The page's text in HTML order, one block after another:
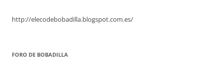
http://elecodebobadilla.blogspot.com.es/
FORO DE BOBADILLA